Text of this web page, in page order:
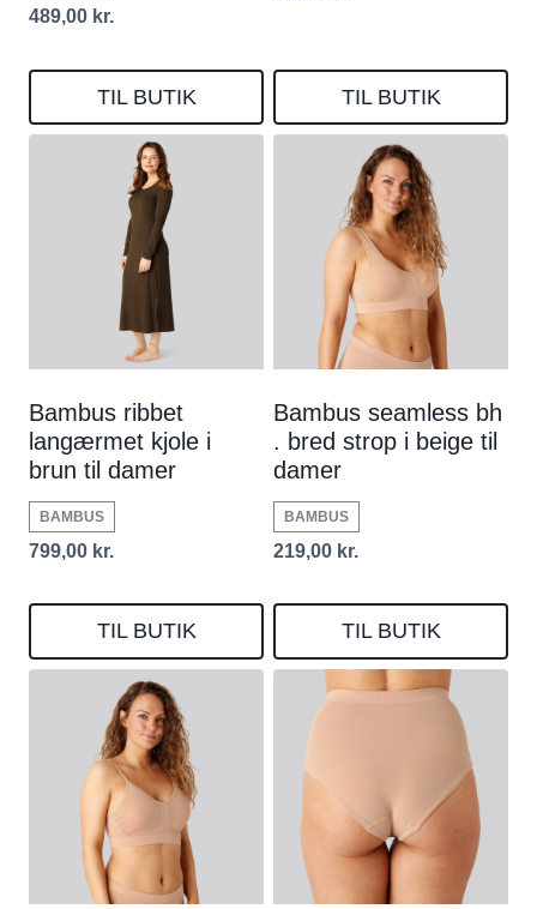
489,00 kr.
TIL BUTIK TIL BUTIK
Bambus ribbet
langærmet kjole i
brun til damer
BAMBUS
799,00 kr.
TIL BUTIK
Bambus seamless bh
. bred strop i beige til
damer
BAMBUS
219,00 kr.
TIL BUTIK